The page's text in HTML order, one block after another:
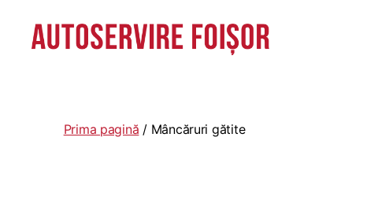
LascărPrima pagină / Mâncăruri gătite